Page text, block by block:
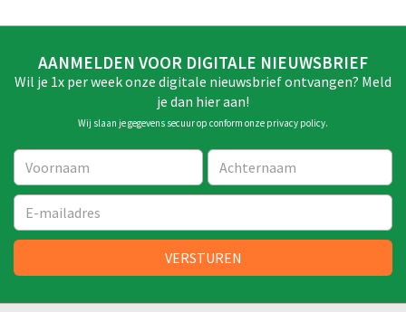
AANMELDEN VOOR DIGITALE NIEUWSBRIEF
Wil je 1x per week onze digitale nieuwsbrief ontvangen? Meld
je dan hier aan!
Wij slaan je gegevens secuur op conform onze privacy policy.